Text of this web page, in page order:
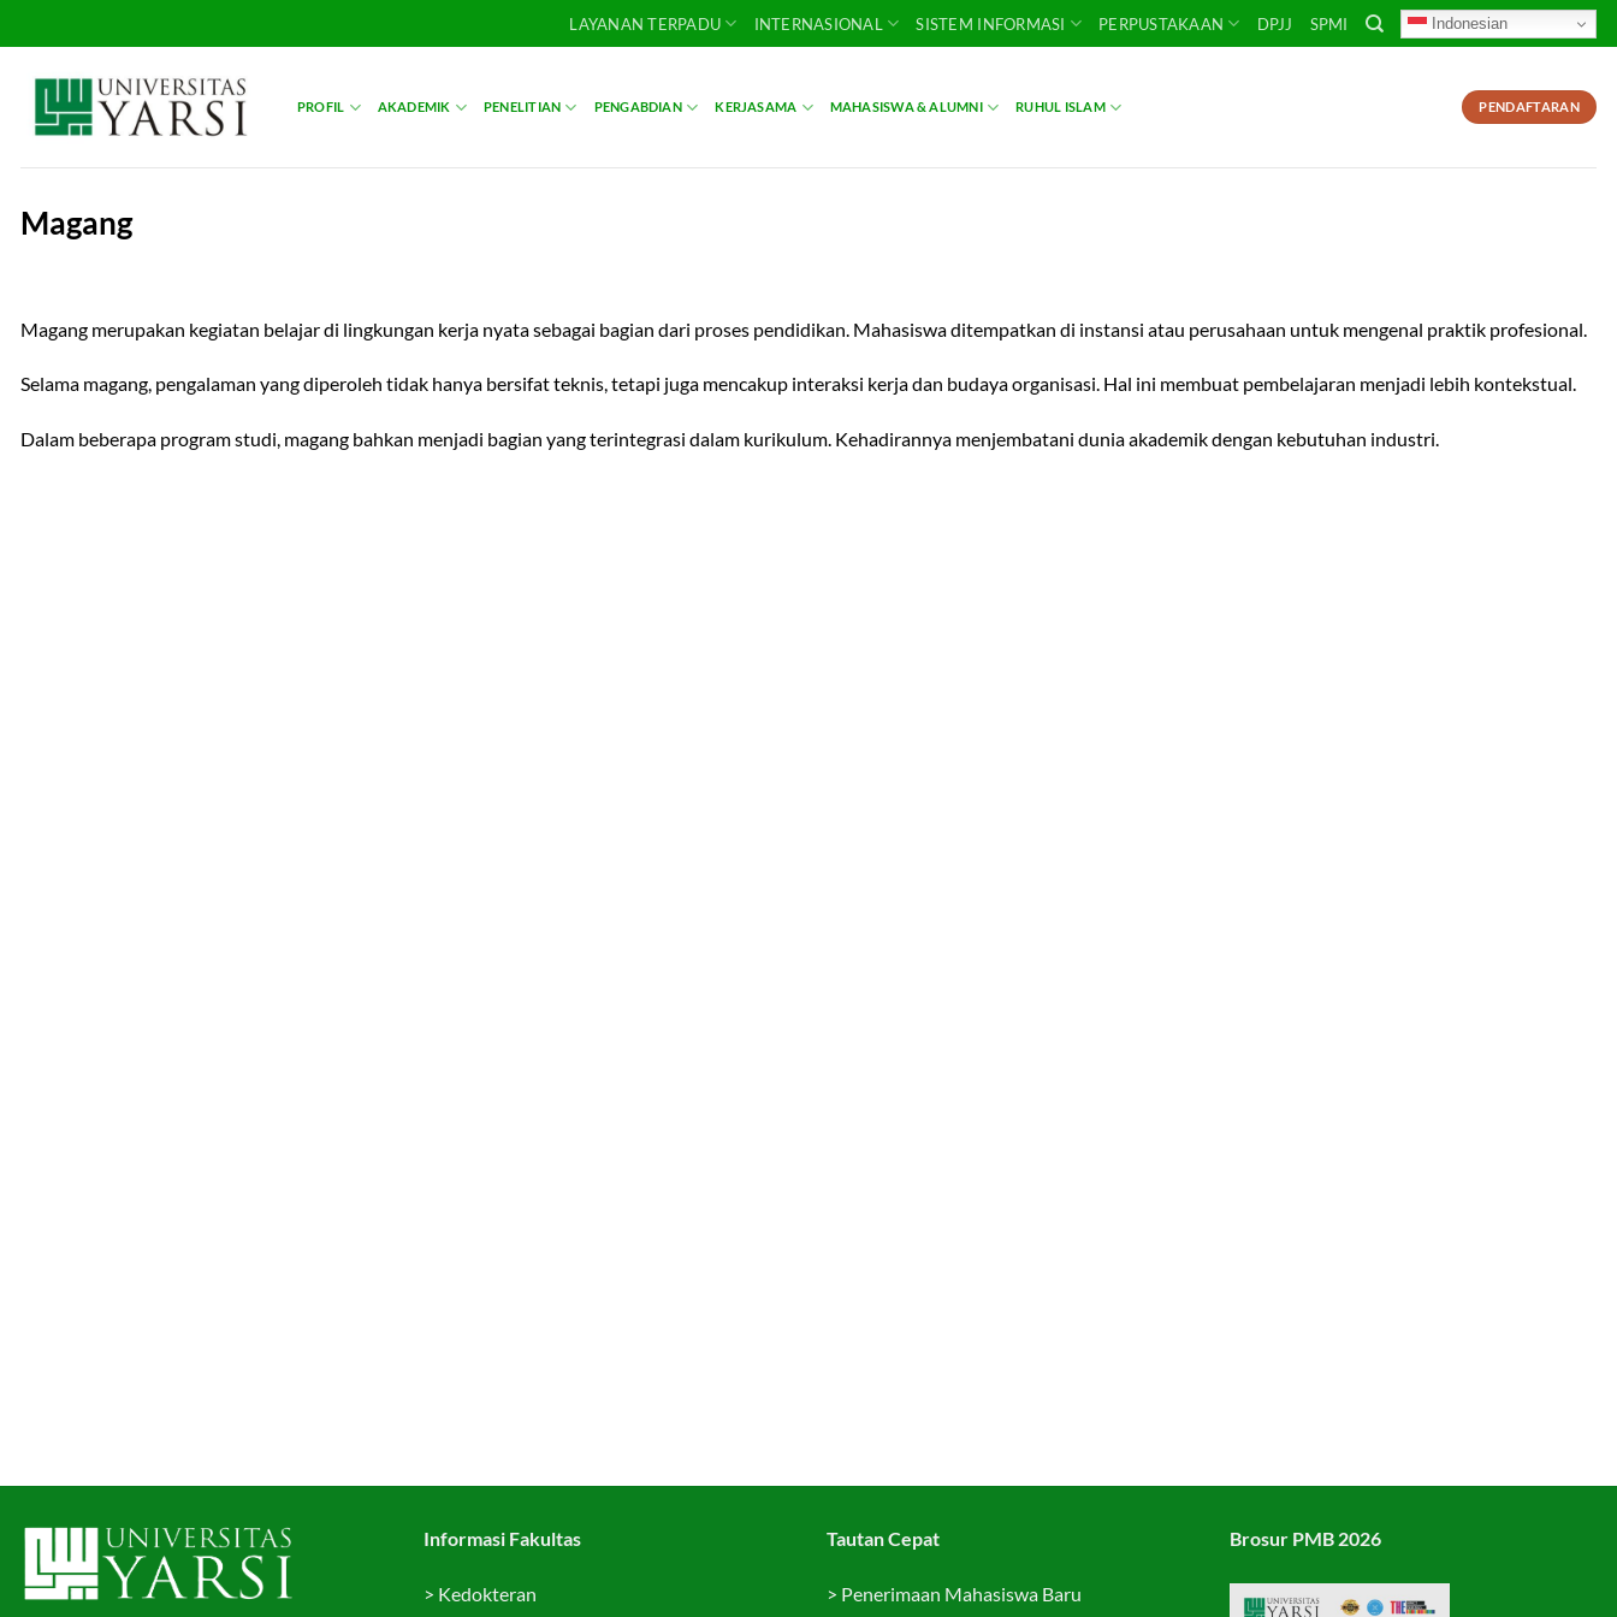
to
content
LAYANAN TERPADU INTERNASIONAL SISTEM INFORMASI PERPUSTAKAAN DPJJ SPMI Indonesian
PROFIL AKADEMIK PENELITIAN PENGABDIAN KERJASAMA MAHASISWA & ALUMNI RUHUL ISLAM PENDAFTARAN
Magang
Magang merupakan kegiatan belajar di lingkungan kerja nyata sebagai bagian dari proses pendidikan. Mahasiswa ditempatkan di instansi atau perusahaan untuk mengenal praktik profesional.
Selama magang, pengalaman yang diperoleh tidak hanya bersifat teknis, tetapi juga mencakup interaksi kerja dan budaya organisasi. Hal ini membuat pembelajaran menjadi lebih kontekstual.
Dalam beberapa program studi, magang bahkan menjadi bagian yang terintegrasi dalam kurikulum. Kehadirannya menjembatani dunia akademik dengan kebutuhan industri.
Informasi Fakultas
> Kedokteran
Tautan Cepat
> Penerimaan Mahasiswa Baru
Brosur PMB 2026